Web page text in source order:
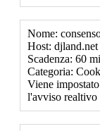
Nome:
Host: djland.net
Scadenza: 60
Categoria:
Viene
l'avviso realtivo